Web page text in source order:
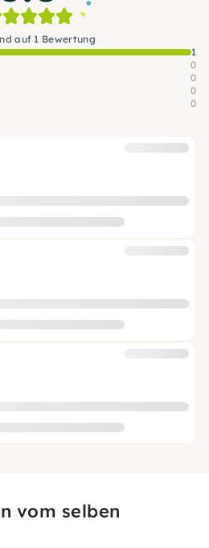
auf 1 Bewertung
1
0
0
0
0
vom selben